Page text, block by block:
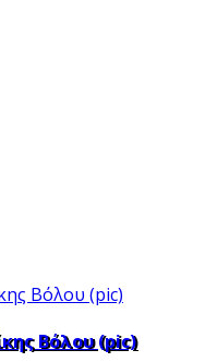
Βόλου (pic)